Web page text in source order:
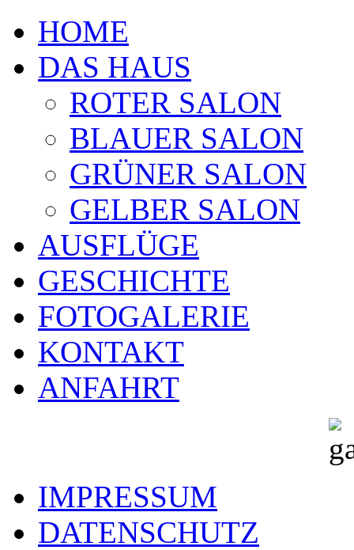
HOME
DAS HAUS
ROTER SALON
BLAUER SALON
GRÜNER SALON
GELBER SALON
AUSFLÜGE
GESCHICHTE
FOTOGALERIE
KONTAKT
ANFAHRT
IMPRESSUM
DATENSCHUTZ